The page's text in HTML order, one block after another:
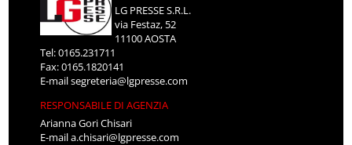
LG PRESSE S.R.L.
via Festaz, 52
11100 AOSTA
Tel: 0165.231711
Fax: 0165.1820141
E-mailsegreteria@lgpresse.com
RESPONSABILE DI AGENZIA
Arianna Gori Chisari
E-maila.chisari@lgpresse.com